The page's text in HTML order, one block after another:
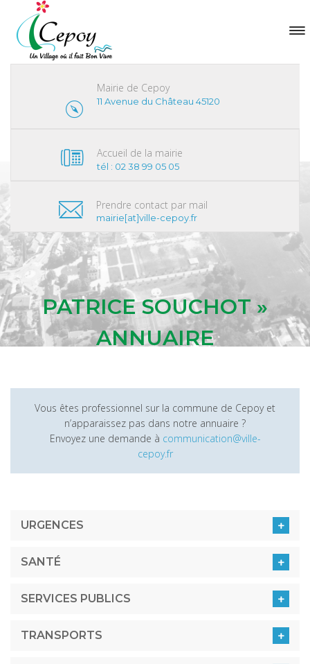
PATRICE SOUCHOT »
ANNUAIRE
Mairie de Cepoy
11 Avenue du Château 45120
Accueil de la mairie
tél : 02 38 99 05 05
Prendre contact par mail
mairie[at]ville-cepoy.fr
Vous êtes professionnel sur la commune de Cepoy et
n’apparaissez pas dans notre annuaire ?
Envoyez une demande à communication@ville-
cepoy.fr
URGENCES
SANTÉ
SERVICES PUBLICS
TRANSPORTS